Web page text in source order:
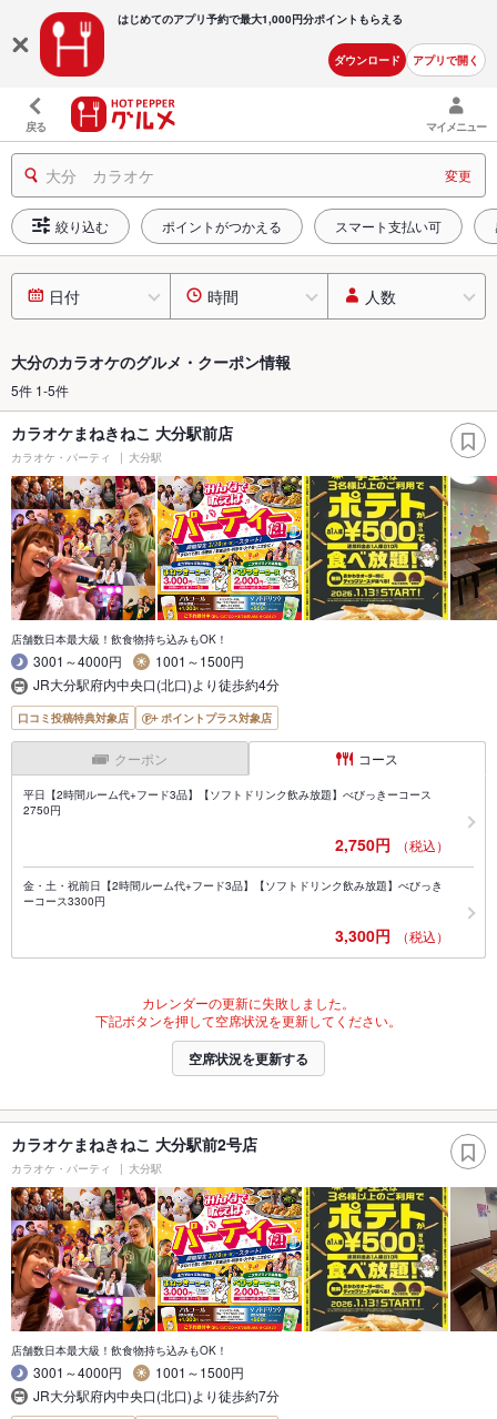
はじめてのアプリ予約で最大1,000円分ポイントもらえる
ダウンロード アプリで開く
戻る マイメニュー
大分 カラオケ 変更
絞り込む ポイントがつかえる スマート支払い可
日付 時間 人数
大分のカラオケのグルメ・クーポン情報
5件 1-5件
カラオケまねきねこ 大分駅前店
カラオケ・パーティ 大分駅
店舗数日本最大級！飲食物持ち込みもOK！
3001～4000円
1001～1500円
JR大分駅府内中央口(北口)より徒歩約4分
口コミ投稿特典対象店 ポイントプラス対象店
クーポン コース
平日【2時間ルーム代+フード3品】【ソフトドリンク飲み放題】べびっきーコース
2750円
2,750円 （税込）
金・土・祝前日【2時間ルーム代+フード3品】【ソフトドリンク飲み放題】べびっき
ーコース3300円
3,300円 （税込）
カレンダーの更新に失敗しました。
下記ボタンを押して空席状況を更新してください。
空席状況を更新する
カラオケまねきねこ 大分駅前2号店
カラオケ・パーティ 大分駅
店舗数日本最大級！飲食物持ち込みもOK！
3001～4000円
1001～1500円
JR大分駅府内中央口(北口)より徒歩約7分